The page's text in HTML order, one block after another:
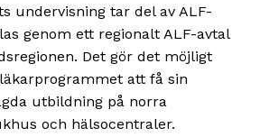
undervisning tar del av ALF-
genom ett regionalt ALF-avtal
Det gör det möjligt
att få sin
utbildning på norra
och hälsocentraler.